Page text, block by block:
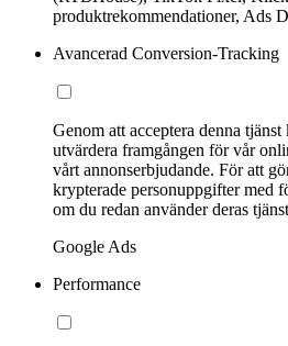
produktrekommendationer, Ads
Avancerad Conversion-Tracking
Genom att acceptera denna
utvärdera framgången för vår
vårt annonserbjudande. För att
krypterade personuppgifter med
om du redan använder deras
Google Ads
Performance